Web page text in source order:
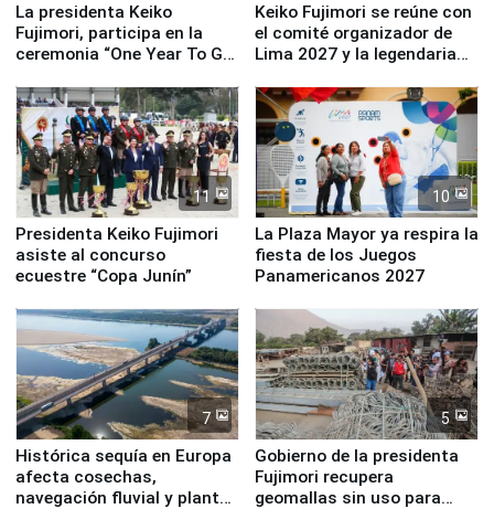
La presidenta Keiko
Fujimori, participa en la
ceremonia “One Year To Go
Keiko Fujimori se reúne con
el comité organizador de
Lima 2027 y la legendaria
11
Presidenta Keiko Fujimori
asiste al concurso
ecuestre “Copa Junín”
10
La Plaza Mayor ya respira la
fiesta de los Juegos
Panamericanos 2027
7
Histórica sequía en Europa
afecta cosechas,
navegación fluvial y plantas
5
Gobierno de la presidenta
Fujimori recupera
geomallas sin uso para